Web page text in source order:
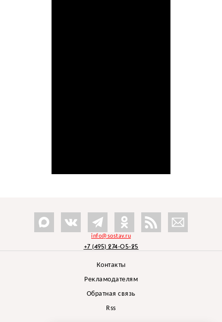
info@sostav.ru
+7 (495) 274-05-25
Контакты
Рекламодателям
Обратная связь
Rss